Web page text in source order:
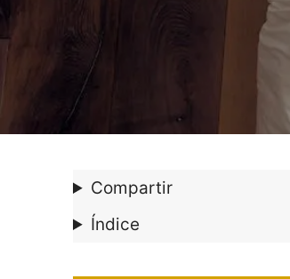
Compartir
Índice